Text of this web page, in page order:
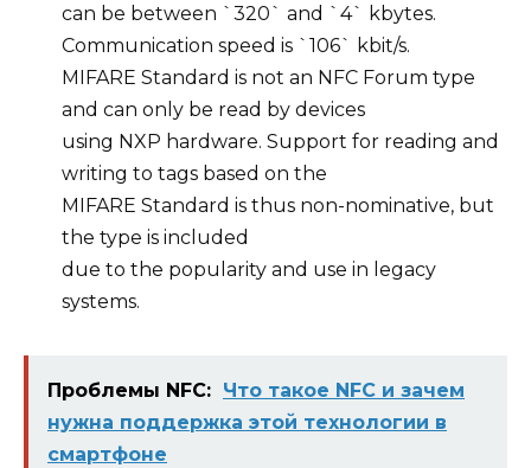
can be between `320` and `4` kbytes.
Communication speed is `106` kbit/s.
MIFARE Standard is not an NFC Forum type
and can only be read by devices
using NXP hardware. Support for reading and
writing to tags based on the
MIFARE Standard is thus non-nominative, but
the type is included
due to the popularity and use in legacy
systems.
Проблемы NFC: Что такое NFC и зачем
нужна поддержка этой технологии в
смартфоне